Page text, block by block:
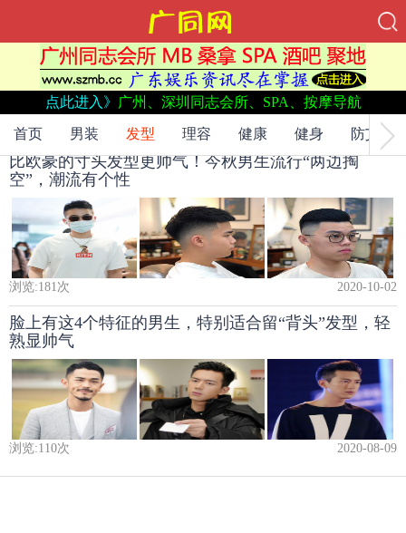
点此进入》 广州、深圳同志会所、SPA、按摩导航
首页 男装 发型 理容 健康 健身 防艾
当前位置：网站首页->
比欧豪的寸头发型更帅气！今秋男生流行“两边掏
空”，潮流有个性
浏览:181 次 2020-10-02
脸上有这4个特征的男生，特别适合留“背头”发型，轻
熟显帅气
浏览:110次 2020-08-09